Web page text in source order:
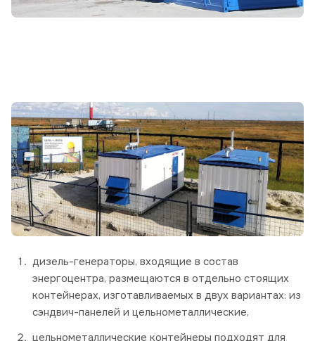
дизель-генераторы, входящие в состав
энергоцентра, размещаются в отдельно стоящих
контейнерах, изготавливаемых в двух вариантах: из
сэндвич-панелей и цельнометаллические,
цельнометаллические контейнеры подходят для